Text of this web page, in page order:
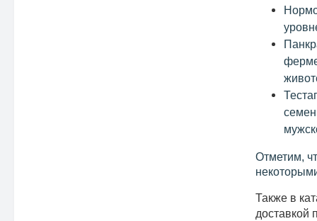
Отметим,
Также в
доставкой